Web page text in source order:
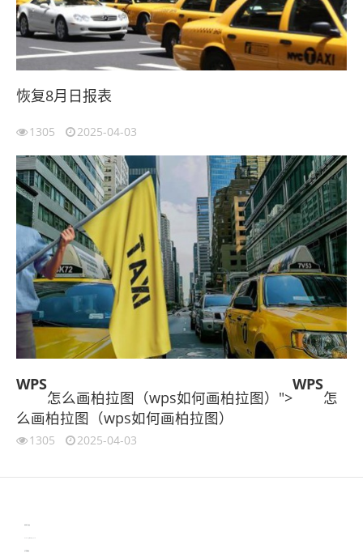
恢复8月日报表
1305 2025-04-03
WPS
怎么画柏拉图（wps如何画柏拉图）">
WPS
怎
么画柏拉图（wps如何画柏拉图）
1305 2025-04-03